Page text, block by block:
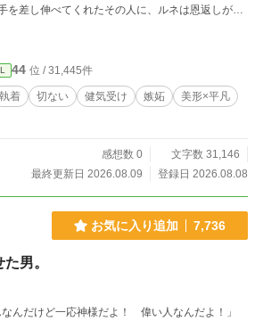
けれど、ルネの“欲”は、日に日にロイクだけに向
の執着。 そしてれ違うふたりの行き着く先は――
44 位 / 31,445件
執着 切ない 健気受け 嫉妬
美形×平凡
感想数 0
文字数 31,146
最終更新日 2026.08.09
登録日 2026.08.08
お気に入り追加 7,736
男。
んだけど一応神様だよ！ 偉い人なんだよ！」